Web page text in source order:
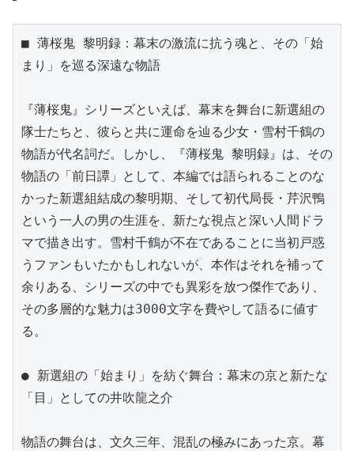
■ 薄桜鬼 黎明録：幕末の激流に抗う魂と、その「始
まり」を巡る深遠な物語
『薄桜鬼』シリーズといえば、幕末を舞台に新選組の
隊士たちと、彼らと共に運命を辿る少女・雪村千鶴の
物語が代名詞だ。しかし、『薄桜鬼 黎明録』は、その
物語の「前日譚」として、本編では語られることのな
かった新選組結成の黎明期、そして初代局長・芹沢鴨
という一人の男の生涯を、新たな視点と深い人間ドラ
マで描き出す。雪村千鶴が不在であることに当初戸惑
うファンもいたかもしれないが、本作はそれを補って
余りある、シリーズの中でも異彩を放つ傑作であり、
その多層的な魅力は3000文字を費やして語るに値す
る。
● 新選組の「始まり」を紡ぐ舞台：幕末の京と新たな
「目」としての井吹龍之介
物語の舞台は、文久三年、混乱の極みにあった京。幕